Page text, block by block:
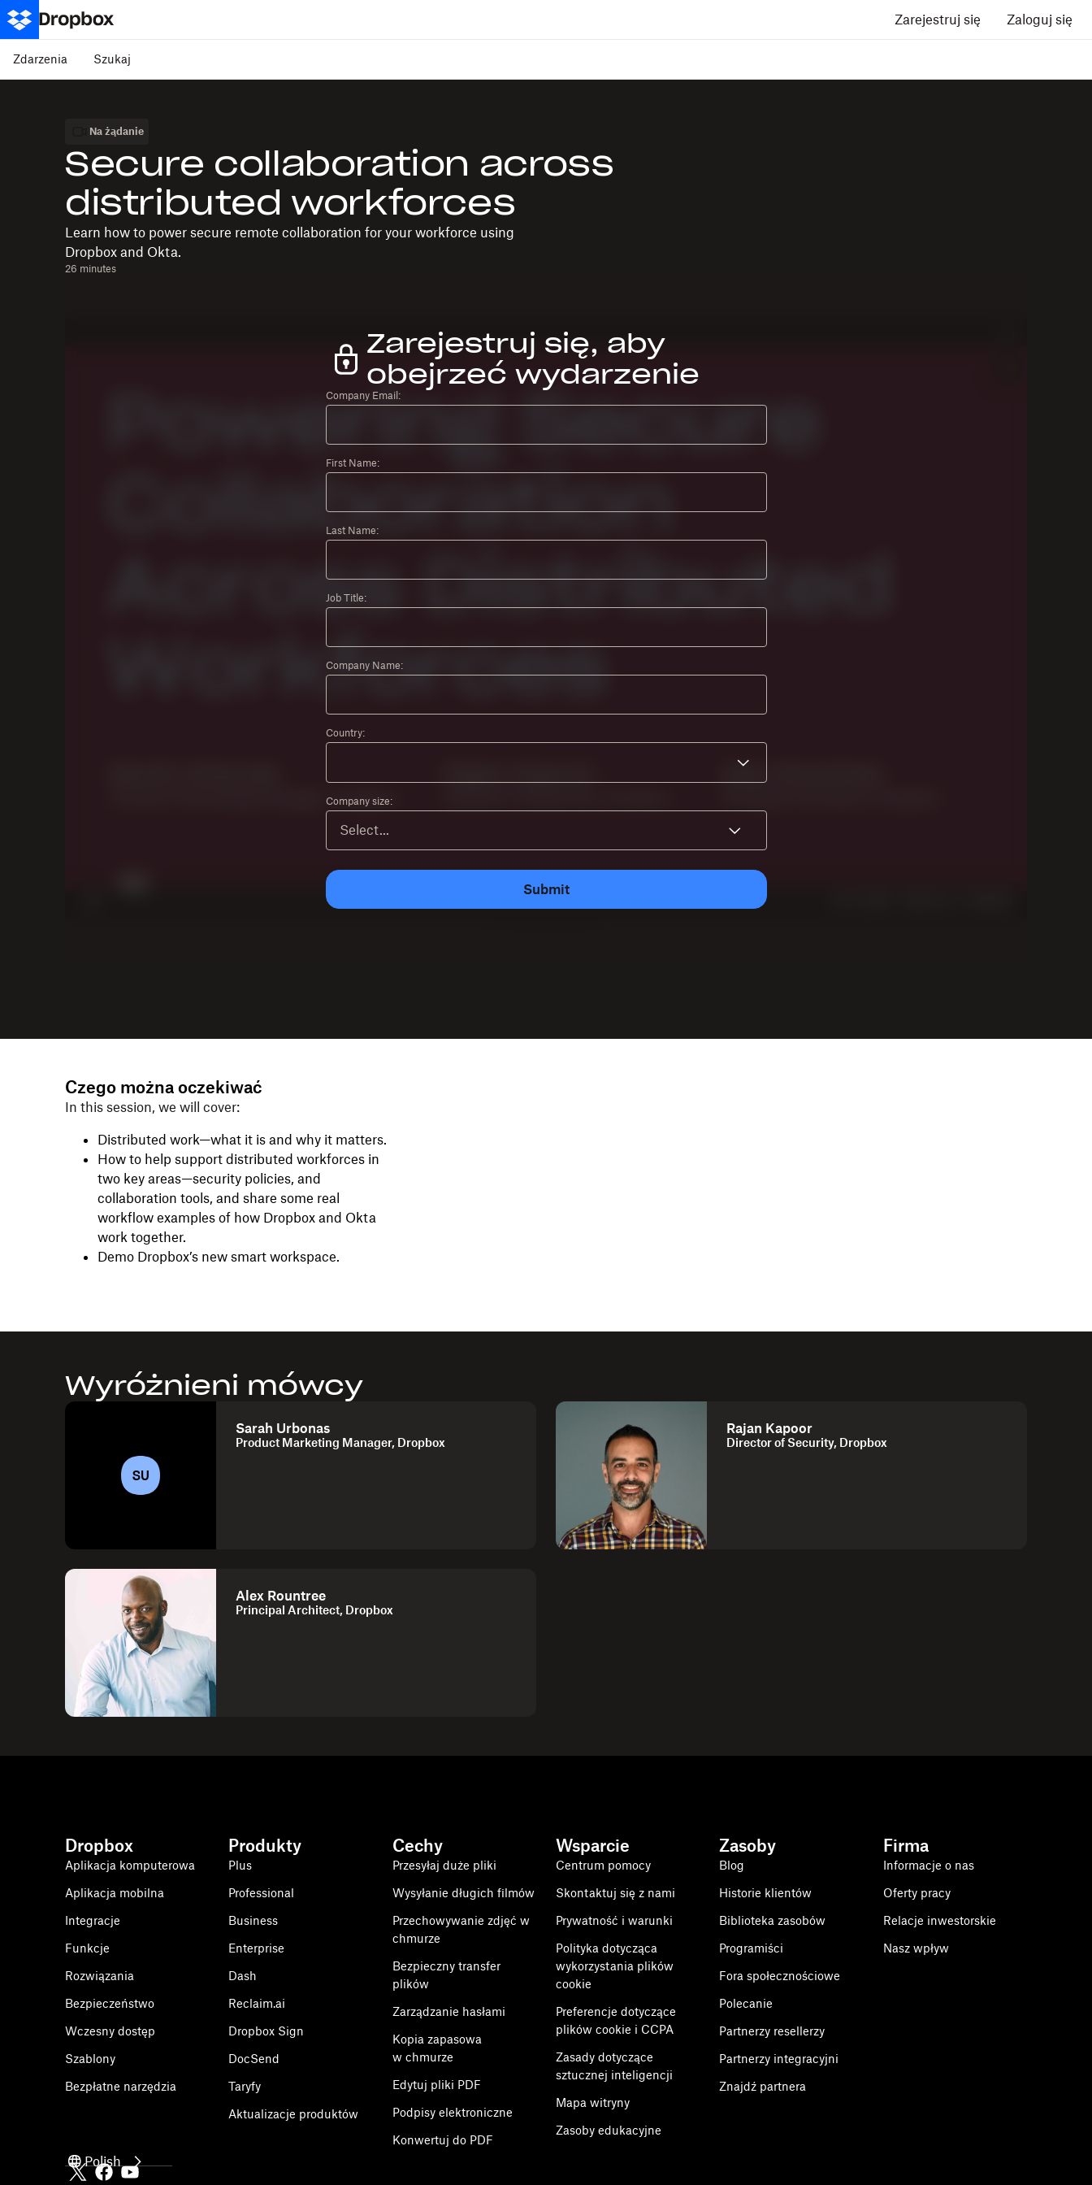
Zarejestruj się Zaloguj się
Zdarzenia Szukaj
Na żądanie
Secure collaboration across
distributed workforces
Learn how to power secure remote collaboration for your workforce using
Dropbox and Okta.
26 minutes
Zarejestruj się, aby
obejrzeć wydarzenie
Company Email:
First Name:
Last Name:
Job Title:
Company Name:
Country:
Company size:
Submit
Czego można oczekiwać
In this session, we will cover:
Distributed work—what it is and why it matters.
How to help support distributed workforces in
two key areas—security policies, and
collaboration tools, and share some real
workflow examples of how Dropbox and Okta
work together.
Demo Dropbox’s new smart workspace.
Wyróżnieni mówcy
SU
Sarah Urbonas
Product Marketing Manager, Dropbox
Rajan Kapoor
Director of Security, Dropbox
Alex Rountree
Principal Architect, Dropbox
Dropbox
Aplikacja komputerowa
Aplikacja mobilna
Integracje
Funkcje
Rozwiązania
Bezpieczeństwo
Wczesny dostęp
Szablony
Bezpłatne narzędzia
Produkty
Plus
Professional
Business
Enterprise
Dash
Reclaim.ai
Dropbox Sign
DocSend
Taryfy
Aktualizacje produktów
Cechy
Przesyłaj duże pliki
Wysyłanie długich filmów
Przechowywanie zdjęć w
chmurze
Bezpieczny transfer
plików
Zarządzanie hasłami
Kopia zapasowa
w chmurze
Edytuj pliki PDF
Podpisy elektroniczne
Konwertuj do PDF
Wsparcie
Centrum pomocy
Skontaktuj się z nami
Prywatność i warunki
Polityka dotycząca
wykorzystania plików
cookie
Preferencje dotyczące
plików cookie i CCPA
Zasady dotyczące
sztucznej inteligencji
Mapa witryny
Zasoby edukacyjne
Zasoby
Blog
Historie klientów
Biblioteka zasobów
Programiści
Fora społecznościowe
Polecanie
Partnerzy resellerzy
Partnerzy integracyjni
Znajdź partnera
Firma
Informacje o nas
Oferty pracy
Relacje inwestorskie
Nasz wpływ
Polish